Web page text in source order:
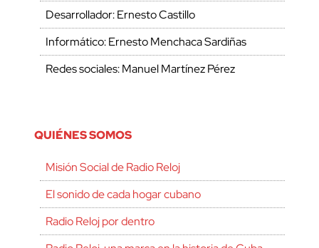
Desarrollador: Ernesto Castillo
Informático: Ernesto Menchaca Sardiñas
Redes sociales: Manuel Martínez Pérez
QUIÉNES SOMOS
Misión Social de Radio Reloj
El sonido de cada hogar cubano
Radio Reloj por dentro